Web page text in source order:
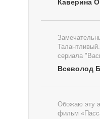
Каверина
сериала
Всеволод
Обожаю эту
фильм